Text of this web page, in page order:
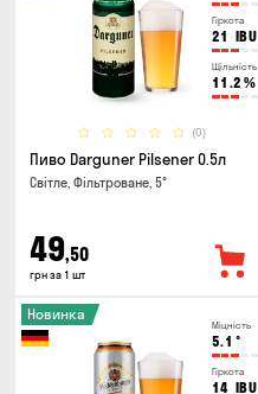
Гіркота
21 IBU
Щільність
11.2 %
(0)
Пиво Darguner Pilsener 0.5л
Світле, Фільтроване, 5°
49,50
грн за 1 шт
Міцність
5.1 °
Гіркота
14 IBU
Новинка